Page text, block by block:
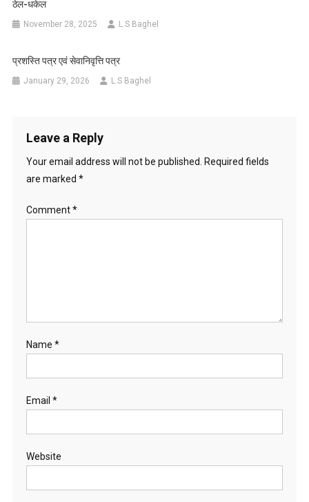
ठेल-धकेल
November 28, 2025 L.S Baghel
प्रशस्ति पत्र एवं सेवानिवृत्ति पत्र
January 29, 2026 L.S Baghel
Leave a Reply
Your email address will not be published.
Required fields
are marked *
Comment*
Name *
Email *
Website